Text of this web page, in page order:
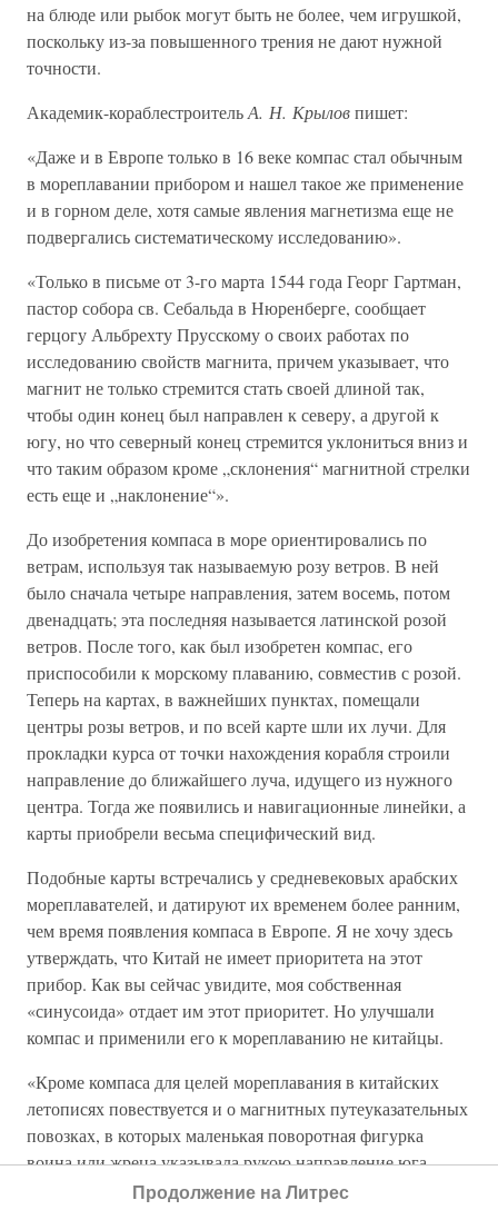
на блюде или рыбок могут быть не более, чем игрушкой,
поскольку из-за повышенного трения не дают нужной
точности.
Академик-кораблестроительА. Н. Крыловпишет:
«Даже и в Европе только в 16 веке компас стал обычным
в мореплавании прибором и нашел такое же применение
и в горном деле, хотя самые явления магнетизма еще не
подвергались систематическому исследованию».
«Только в письме от 3-го марта 1544 года Георг Гартман,
пастор собора св. Себальда в Нюренберге, сообщает
герцогу Альбрехту Прусскому о своих работах по
исследованию свойств магнита, причем указывает, что
магнит не только стремится стать своей длиной так,
чтобы один конец был направлен к северу, а другой к
югу, но что северный конец стремится уклониться вниз и
что таким образом кроме „склонения“ магнитной стрелки
есть еще и „наклонение“».
До изобретения компаса в море ориентировались по
ветрам, используя так называемую розу ветров. В ней
было сначала четыре направления, затем восемь, потом
двенадцать; эта последняя называется латинской розой
ветров. После того, как был изобретен компас, его
приспособили к морскому плаванию, совместив с розой.
Теперь на картах, в важнейших пунктах, помещали
центры розы ветров, и по всей карте шли их лучи. Для
прокладки курса от точки нахождения корабля строили
направление до ближайшего луча, идущего из нужного
центра. Тогда же появились и навигационные линейки, а
карты приобрели весьма специфический вид.
Подобные карты встречались у средневековых арабских
мореплавателей, и датируют их временем более ранним,
чем время появления компаса в Европе. Я не хочу здесь
утверждать, что Китай не имеет приоритета на этот
прибор. Как вы сейчас увидите, моя собственная
«синусоида» отдает им этот приоритет. Но улучшали
компас и применили его к мореплаванию не китайцы.
«Кроме компаса для целей мореплавания в китайских
летописях повествуется и о магнитных путеуказательных
повозках, в которых маленькая поворотная фигурка
воина или жреца указывала рукою направление юга, —
пишет А. Н. Крылов. — Изобретение этого
Продолжение на Литрес